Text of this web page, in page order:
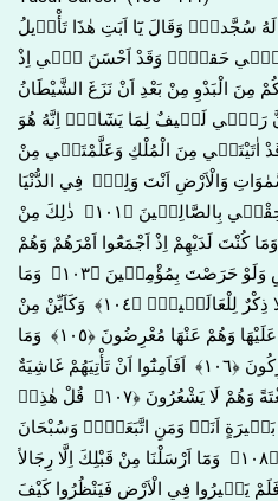
لَهُ سُجَّداًۚ وَقَالَ يَٓا اَبَتِ هٰذَا تَأْو۪يلُ
رَبّ۪ي حَقاًّۜ وَقَدْ اَحْسَنَ ب۪ٓي اِذْ
الْبَدْوِ مِنْ بَعْدِ اَنْ نَزَغَ الشَّيْطَانُ
رَبّ۪ي لَط۪يفٌ لِمَا يَشَٓاءُۜ اِنَّهُ هُوَ
﴿١٠٠﴾ رَبِّ قَدْ اٰتَيْتَن۪ي مِنَ الْمُلْكِ وَعَلَّمْتَن۪ي مِنْ
وَالْاَرْضِ اَنْتَ وَلِيّ۪ فِي الدُّنْيَا
وَالْاٰخِرَةِۚ تَوَفَّن۪ي مُسْلِماً وَاَلْحِقْن۪ي بِالصَّالِح۪ينَ ﴿١٠١﴾ ذٰلِكَ مِنْ
كُنْتَ لَدَيْهِمْ اِذْ اَجْمَعُٓوا اَمْرَهُمْ وَهُمْ
يَمْكُرُونَ ﴿١٠٢﴾ وَمَٓا اَكْثَرُ النَّاسِ وَلَوْ حَرَصْتَ بِمُؤْمِن۪ينَ ﴿١٠٣﴾ وَمَا
تَسْـَٔلُهُمْ عَلَيْهِ مِنْ اَجْرٍۜ اِنْ هُوَ اِلَّا ذِكْرٌ لِلْعَالَم۪ينَ۟ ﴿١٠٤﴾ وَكَاَيِّنْ مِنْ
اٰيَةٍ فِي السَّمٰوَاتِ وَالْاَرْضِ يَمُرُّونَ عَلَيْهَا وَهُمْ عَنْهَا مُعْرِضُونَ ﴿١٠٥﴾ وَمَا
يُؤْمِنُ اَكْثَرُهُمْ بِاللّٰهِ اِلَّا وَهُمْ مُشْرِكُونَ ﴿١٠٦﴾ اَفَاَمِنُٓوا اَنْ تَأْتِيَهُمْ غَاشِيَةٌ
مِنْ عَذَابِ اللّٰهِ اَوْ تَأْتِيَهُمُ السَّاعَةُ بَغْتَةً وَهُمْ لَا يَشْعُرُونَ ﴿١٠٧﴾ قُلْ هٰذِه۪
اَنَا۬ وَمَنِ اتَّبَعَن۪يۜ وَسُبْحَانَ
اللّٰهِ وَمَٓا اَنَا۬ مِنَ الْمُشْرِك۪ينَ ﴿١٠٨﴾ وَمَٓا اَرْسَلْنَا مِنْ قَبْلِكَ اِلَّا رِجَالاً
يَس۪يرُوا فِي الْاَرْضِ فَيَنْظُرُوا كَيْفَ